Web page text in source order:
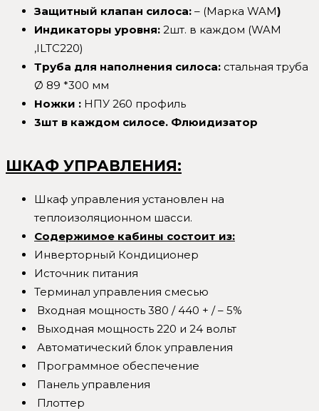
Защитный клапан силоса: – (Марка WAM)
Индикаторы уровня: 2шт. в каждом (WAM
,ILTC220)
Труба для наполнения силоса: стальная труба
Ø 89 *300 мм
Ножки : НПУ 260 профиль
3шт в каждом силосе. Флюидизатор
ШКАФ УПРАВЛЕНИЯ:
Шкаф управления установлен на
теплоизоляционном шасси.
Содержимое кабины состоит из:
Инверторный Кондиционер
Источник питания
Терминал управления смесью
Входная мощность 380 / 440 + / – 5%
Выходная мощность 220 и 24 вольт
Автоматический блок управления
Программное обеспечение
Панель управления
Плоттер